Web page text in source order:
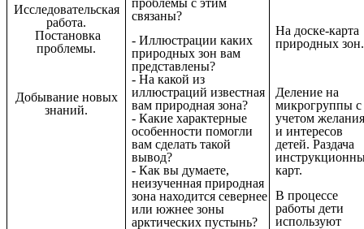
Исследовательская
работа.
Постановка
проблемы.
Добывание новых
знаний.
связаны?
- Иллюстрации каких
природных зон вам
представлены?
- На какой из
иллюстраций известная
вам природная зона?
- Какие характерные
особенности помогли
вам сделать такой
вывод?
- Как вы думаете,
неизученная природная
зона находится севернее
или южнее зоны
арктических пустынь?
На доске-карта
природных зон.
Деление на
микрогруппы с
учетом
и интересов
детей. Раздача
карт.
В процессе
работы дети
используют